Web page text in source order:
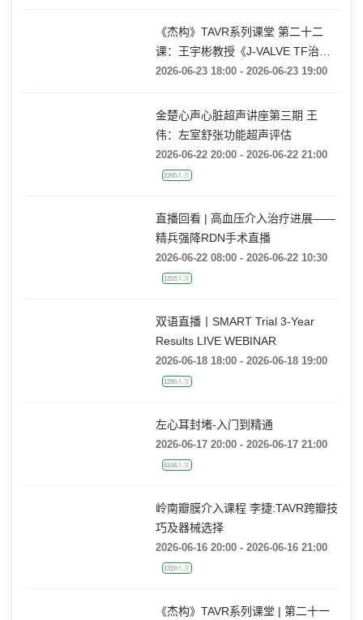
《杰构》TAVR系列课堂 第二十二
课：王宇彬教授《J-VALVE TF治疗
放深度控制》
金楚心声心脏超声讲座第三期 王
伟：左室舒张功能超声评估
2026-06-22 20:00 - 2026-06-22 21:00
直播回看 | 高血压介入治疗进展——
精兵强降RDN手术直播
2026-06-22 08:00 - 2026-06-22 10:30
双语直播丨SMART Trial 3-Year
Results LIVE WEBINAR
2026-06-18 18:00 - 2026-06-18 19:00
左心耳封堵-入门到精通
2026-06-17 20:00 - 2026-06-17 21:00
岭南瓣膜介入课程 李捷:TAVR跨瓣技
巧及器械选择
2026-06-16 20:00 - 2026-06-16 21:00